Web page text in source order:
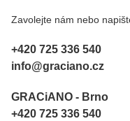
Zavolejte nám nebo
+420 725 336 540
info@graciano.cz
GRACiANO - Brno
+420 725 336 540